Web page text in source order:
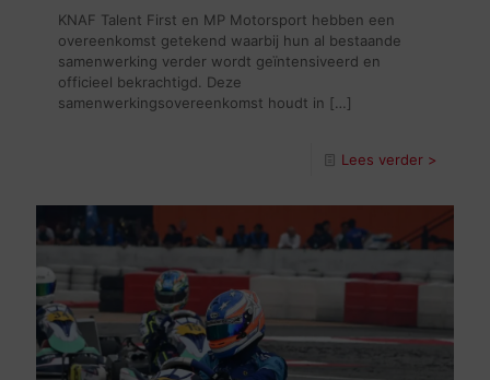
KNAF Talent First en MP Motorsport hebben een
overeenkomst getekend waarbij hun al bestaande
samenwerking verder wordt geïntensiveerd en
officieel bekrachtigd. Deze
samenwerkingsovereenkomst houdt in […]
Lees verder >